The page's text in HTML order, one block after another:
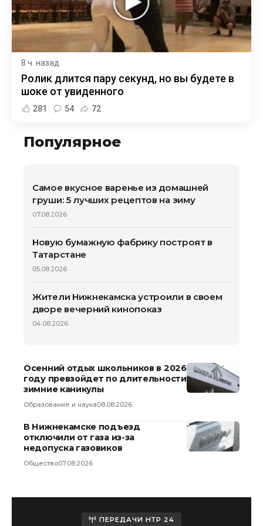
8 ч. назад
Ролик длится пару секунд, но вы будете в
шоке от увиденного
281 54 72
Популярное
Самое вкусное варенье из домашней
груши: 5 лучших рецептов на зиму
07.08.2026
Новую бумажную фабрику построят в
Татарстане
05.08.2026
Жители Нижнекамска устроили в своем
дворе вечерний кинопоказ
04.08.2026
Осенний отдых школьников в 2026
году превзойдет по длительности
зимние каникулы
Образование и наука08.08.2026
В Нижнекамске подъезд
отключили от газа из-за
недопуска газовиков
Общество07.08.2026
ПЕРЕДАЧИ НТР 24